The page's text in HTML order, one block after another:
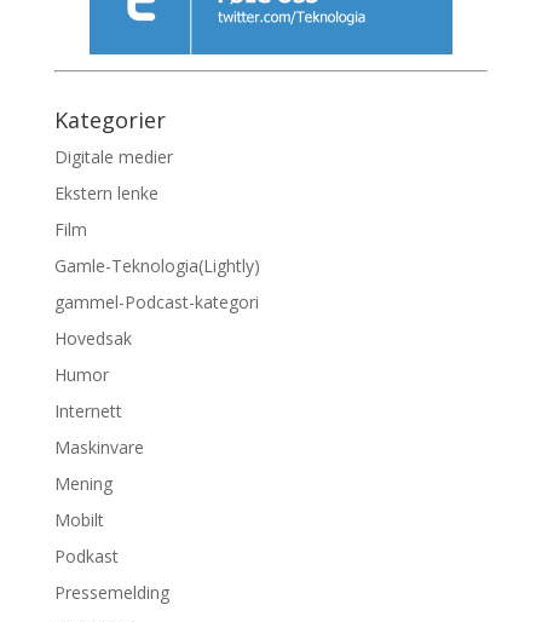
Kategorier
Digitale medier
Ekstern lenke
Film
Gamle-Teknologia(Lightly)
gammel-Podcast-kategori
Hovedsak
Humor
Internett
Maskinvare
Mening
Mobilt
Podkast
Pressemelding